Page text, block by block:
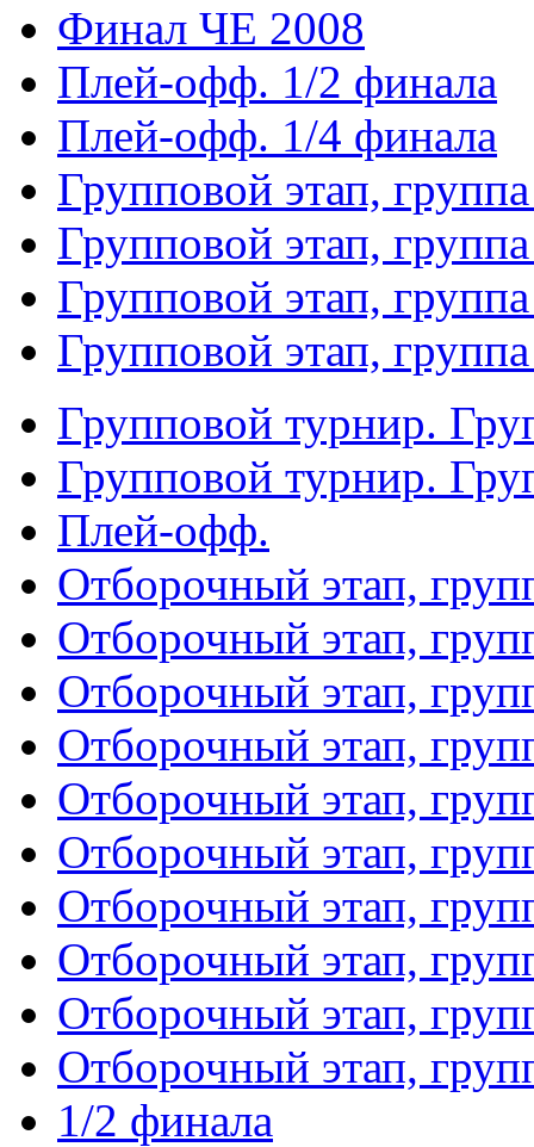
Финал ЧЕ 2008
Плей-офф. 1/2 финала
Плей-офф. 1/4 финала
Групповой этап,
Групповой этап,
Групповой этап,
Групповой этап,
Групповой турнир.
Групповой турнир.
Плей-офф.
Отборочный этап,
Отборочный этап,
Отборочный этап,
Отборочный этап,
Отборочный этап,
Отборочный этап,
Отборочный этап,
Отборочный этап,
Отборочный этап,
Отборочный этап,
1/2 финала